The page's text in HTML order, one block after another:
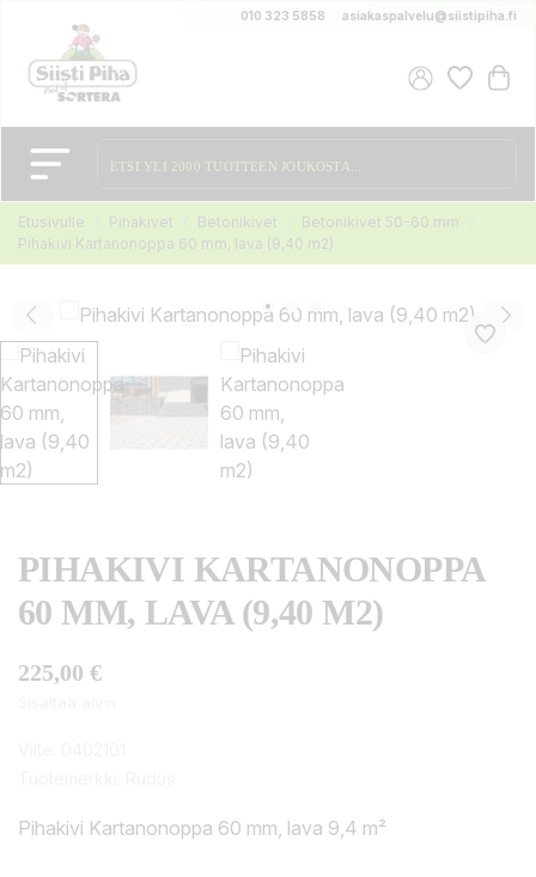
010 323 5858 asiakaspalvelu@siistipiha.fi
Etusivulle Pihakivet Betonikivet
Betonikivet 50-60 mm
Pihakivi Kartanonoppa 60 mm, lava (9,40 m2)
PIHAKIVI KARTANONOPPA
60 MM, LAVA (9,40 M2)
225,00 €
Pihakivi Kartanonoppa 60 mm, lava 9,4 m²